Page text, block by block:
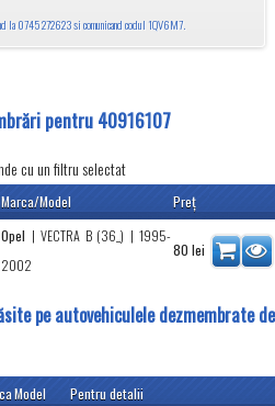
la 0745 272623 si comunicand codul 1QV6M7.
pentru 40916107
cu un filtru selectat
Marca/Model Preţ
Opel | VECTRA B (36_) | 1995-
2002
80 lei
pe autovehiculele dezmembrate de
Model Pentru detalii